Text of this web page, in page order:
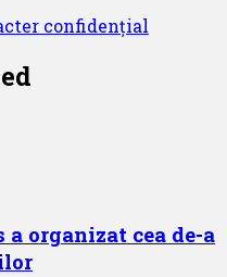
confidențial
organizat cea de-a